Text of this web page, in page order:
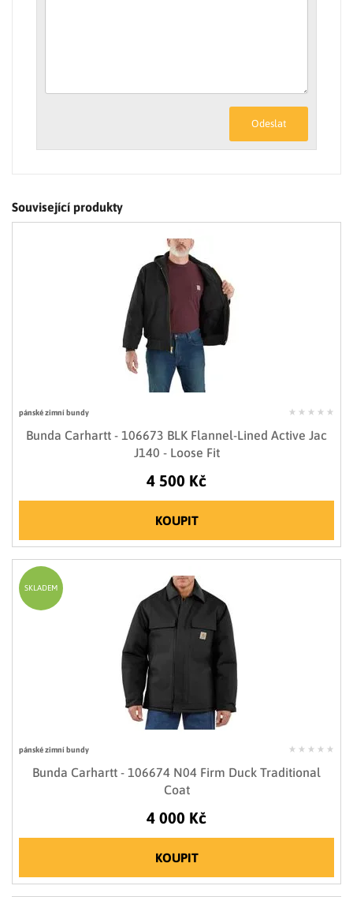
Odeslat
Související produkty
pánské zimní bundy
Bunda Carhartt - 106673 BLK Flannel-Lined Active Jac
J140 - Loose Fit
4 500 Kč
KOUPIT
pánské zimní bundy
Bunda Carhartt - 106674 N04 Firm Duck Traditional
Coat
4 000 Kč
KOUPIT
SKLADEM